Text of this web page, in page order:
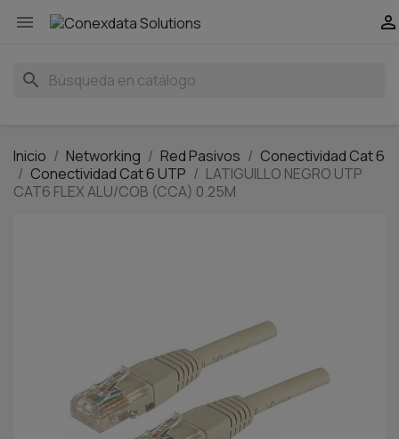
 
search
Inicio Networking Red Pasivos
Conectividad Cat 6
Conectividad Cat 6 UTP
LATIGUILLO NEGRO UTP
CAT6 FLEX ALU/COB (CCA) 0.25M